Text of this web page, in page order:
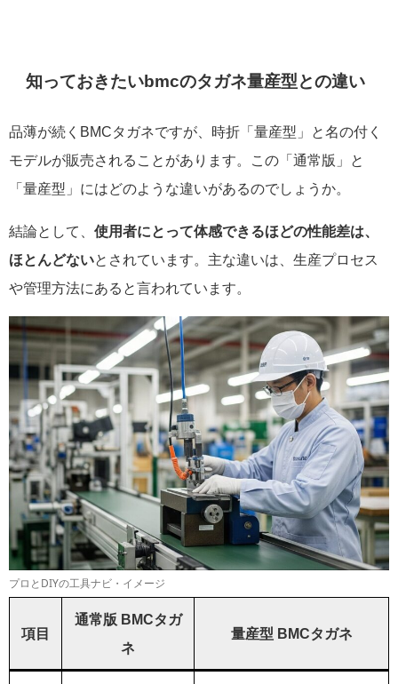
知っておきたいbmcのタガネ量産型との違い
品薄が続くBMCタガネですが、時折「量産型」と名の付く
モデルが販売されることがあります。この「通常版」と
「量産型」にはどのような違いがあるのでしょうか。
結論として、 使用者にとって体感できるほどの性能差は、
ほとんどないとされています。主な違いは、生産プロセス
や管理方法にあると言われています。
プロとDIYの工具ナビ・イメージ
項目
通常版 BMCタガ
ネ
量産型 BMCタガネ